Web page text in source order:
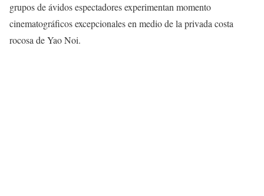
grupos de ávidos espectadores experimentan momento
cinematográficos excepcionales en medio de la privada costa
rocosa de Yao Noi.